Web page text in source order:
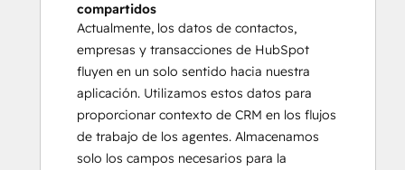
compartidos
Actualmente, los datos de contactos,
empresas y transacciones de HubSpot
fluyen en un solo sentido hacia nuestra
aplicación. Utilizamos estos datos para
proporcionar contexto de CRM en los flujos
de trabajo de los agentes. Almacenamos
solo los campos necesarios para la